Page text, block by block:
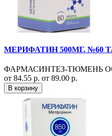
МЕРИФАТИН 500МГ. №60
ФАРМАСИНТЕЗ-ТЮМЕНЬ
от 84.55 р. от 89.00 р.
В корзину